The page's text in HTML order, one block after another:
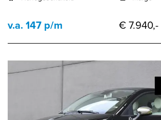
v.a. 147 p/m € 7.940,-